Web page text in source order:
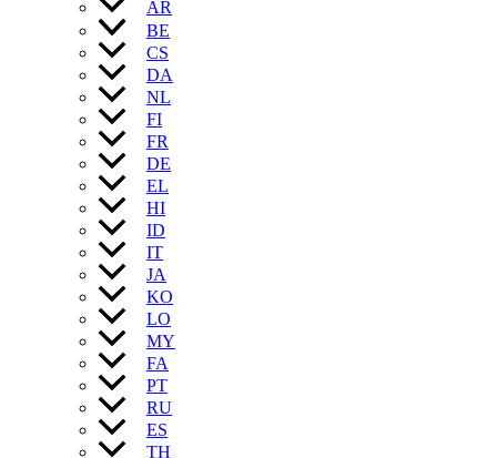
AR
BE
CS
DA
NL
FI
FR
DE
EL
HI
ID
IT
JA
KO
LO
MY
FA
PT
RU
ES
TH